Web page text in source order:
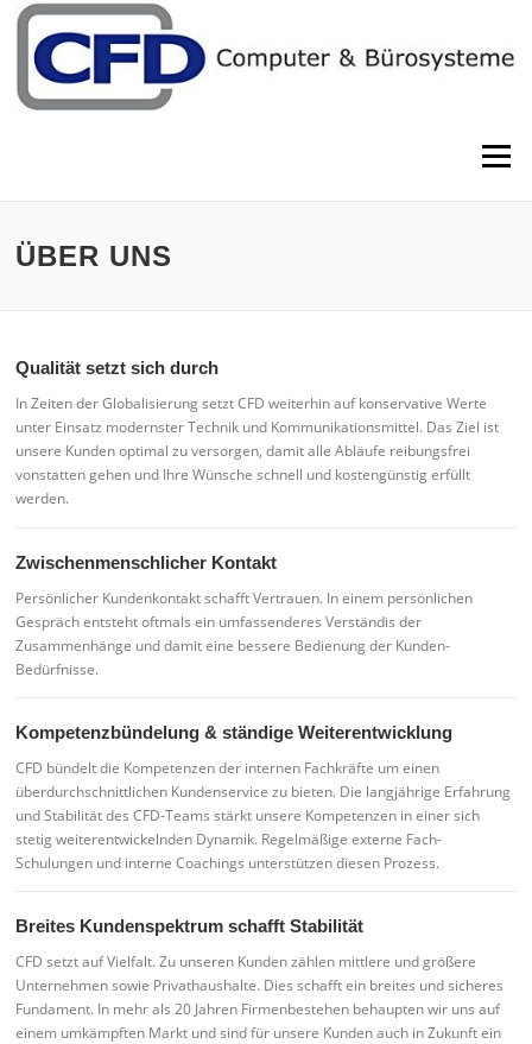
Skip to content
Menu
ÜBER UNS
Qualität setzt sich durch
In Zeiten der Globalisierung setzt CFD weiterhin auf konservative Werte
unter Einsatz modernster Technik und Kommunikationsmittel. Das Ziel ist
unsere Kunden optimal zu versorgen, damit alle Abläufe reibungsfrei
vonstatten gehen und Ihre Wünsche schnell und kostengünstig erfüllt
werden.
Zwischenmenschlicher Kontakt
Persönlicher Kundenkontakt schafft Vertrauen. In einem persönlichen
Gespräch entsteht oftmals ein umfassenderes Verständis der
Zusammenhänge und damit eine bessere Bedienung der Kunden-
Bedürfnisse.
Kompetenzbündelung & ständige Weiterentwicklung
CFD bündelt die Kompetenzen der internen Fachkräfte um einen
überdurchschnittlichen Kundenservice zu bieten. Die langjährige Erfahrung
und Stabilität des CFD-Teams stärkt unsere Kompetenzen in einer sich
stetig weiterentwickelnden Dynamik. Regelmäßige externe Fach-
Schulungen und interne Coachings unterstützen diesen Prozess.
Breites Kundenspektrum schafft Stabilität
CFD setzt auf Vielfalt. Zu unseren Kunden zählen mittlere und größere
Unternehmen sowie Privathaushalte. Dies schafft ein breites und sicheres
Fundament. In mehr als 20 Jahren Firmenbestehen behaupten wir uns auf
einem umkämpften Markt und sind für unsere Kunden auch in Zukunft ein